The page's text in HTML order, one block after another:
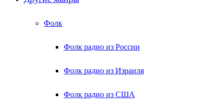
Фолк
Фолк радио из России
Фолк радио из Израиля
Фолк радио из США